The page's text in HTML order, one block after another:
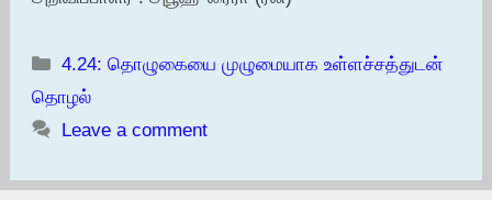
Categories
4.24: தொழுகையை முழுமையாக உள்ளச்சத்துடன்
தொழல்
Leave a comment